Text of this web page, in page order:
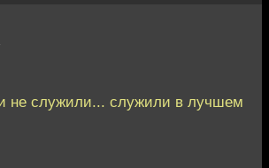
не служили... служили в лучшем